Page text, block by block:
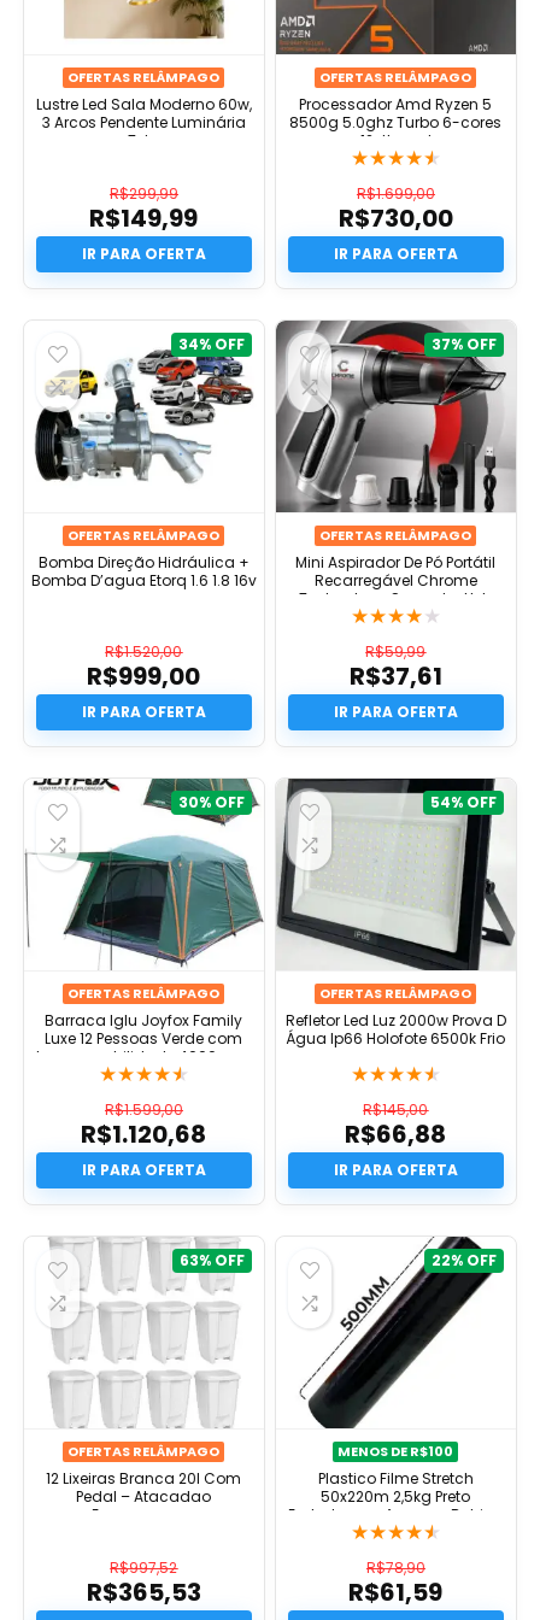
OFERTAS RELÂMPAGO
Lustre Led Sala Moderno 60w,
3 Arcos Pendente Luminária
Teto
R$299,99
O
preço
original
era:
R$149,99
O
preço
atual
R$149,99.
OFERTAS RELÂMPAGO
Processador Amd Ryzen 5
8500g 5.0ghz Turbo 6-cores
12-thread
★★★★★
R$1.699,00
O
preço
original
era:
R$730,00
O
preço
atual
R$730,00.
34%
OFERTAS RELÂMPAGO
Bomba Direção Hidráulica +
Bomba D’agua Etorq 1.6 1.8 16v
R$1.520,00
O
preço
original
era:
R$999,00
O
preço
atual
R$999,00.
37%
OFERTAS RELÂMPAGO
Mini Aspirador De Pó Portátil
Recarregável Chrome
Technology Soprador Usb
Automotivo 3em1 Sem Fio
Carro Multifuncional Casa
★★★★★
R$59,99
O
preço
original
era:
R$37,61
O
preço
atual
R$37,61.
30%
OFERTAS RELÂMPAGO
Barraca Iglu Joyfox Family
Luxe 12 Pessoas Verde com
Impermeabilidade 4000 mm
★★★★★
R$1.599,00
O
preço
original
era:
R$1.120,68
O
preço
atual
R$1.120,68.
54%
OFERTAS RELÂMPAGO
Refletor Led Luz 2000w Prova D
Água Ip66 Holofote 6500k Frio
★★★★★
R$145,00
O
preço
original
era:
R$66,88
O
preço
atual
R$66,88.
63%
OFERTAS RELÂMPAGO
12 Lixeiras Branca 20l Com
Pedal – Atacadao
Ecommmerce
R$997,52
O
preço
R$365,53
O
22%
MENOS DE R$100
Plastico Filme Stretch
50x220m 2,5kg Preto
Embalagem Acesso® Bobina
25 Micras Pallet Film Strech
★★★★★
R$78,90
O
preço
R$61,59
O